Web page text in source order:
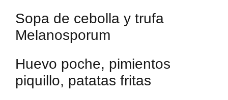
Sopa de cebolla y trufa
Melanosporum
Huevo poche, pimientos
piquillo, patatas fritas